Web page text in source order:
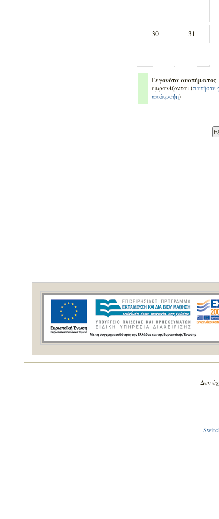
30 31
Γεγονότα συστήματος
εμφανίζονται (πατήστε
απόκρυψη)
Δεν